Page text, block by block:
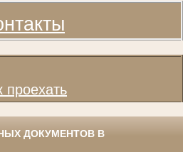
проехать
ДОКУМЕНТОВ В